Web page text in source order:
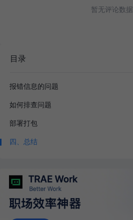
暂无评论数据
目录
报错信息的问题
如何排查问题
部署打包
四、总结